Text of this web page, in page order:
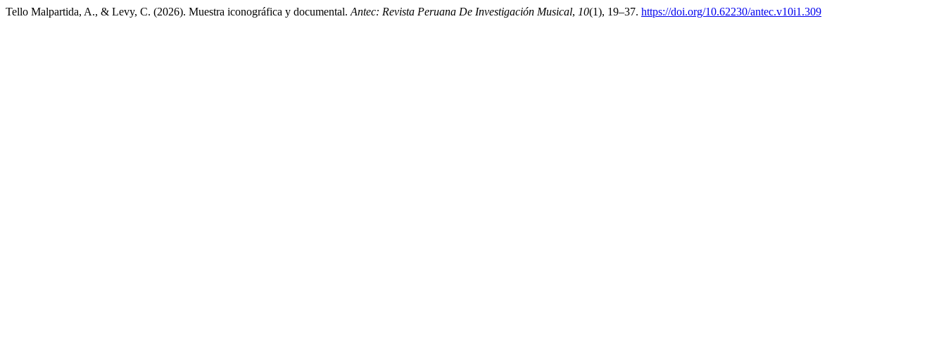
Tello Malpartida, A., & Levy, C. (2026). Muestra iconográfica y documental. Antec: Revista Peruana De Investigación Musical, 10(1), 19–37. https://doi.org/10.62230/antec.v10i1.309